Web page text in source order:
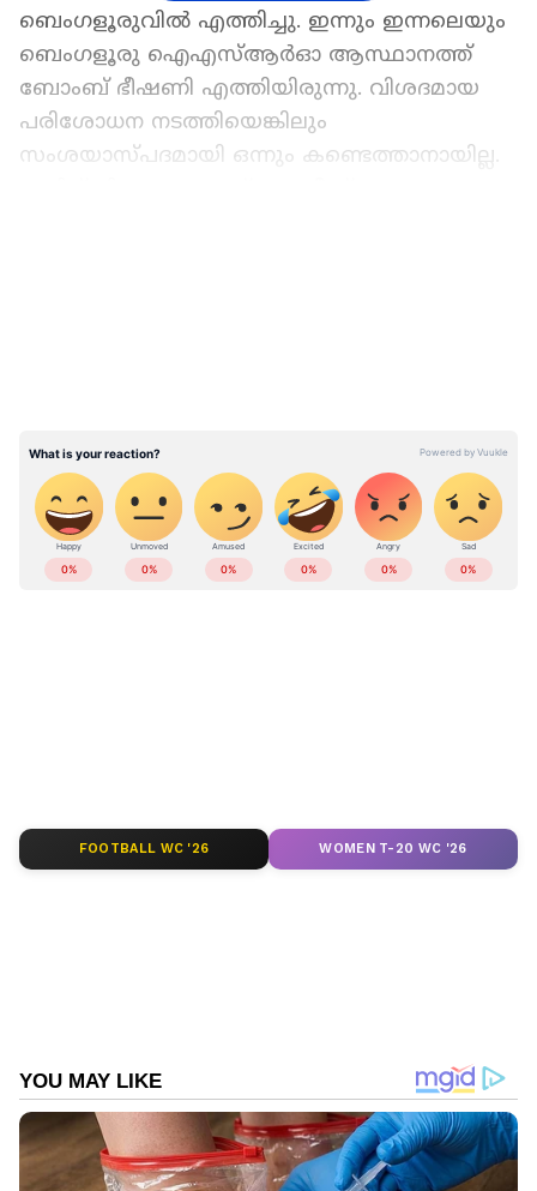
ബെംഗളൂരുവിൽ എത്തിച്ചു. ഇന്നും ഇന്നലെയും
ബെം​ഗളൂരു ഐഎസ്ആർഓ ആസ്ഥാനത്ത്
ബോംബ് ഭീഷണി എത്തിയിരുന്നു. വിശദമായ
പരിശോധന നടത്തിയെങ്കിലും
സംശയാസ്പദമായി ഒന്നും കണ്ടെത്താനായില്ല.
ഇന്ത്യയിലെയും ലോകമെമ്പാടുമുള്ള എല്ലാ
ABOUT THE AUTHOR
FOOTBALL WC '26 WOMEN T-20 WC '26